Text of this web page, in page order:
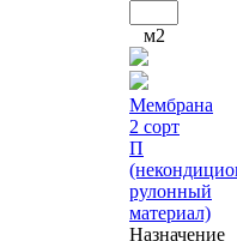
м2
Мембрана
2 сорт
П
рулонный
материал)
Назначение